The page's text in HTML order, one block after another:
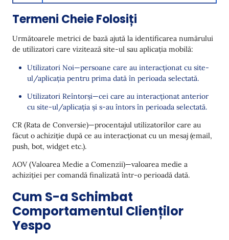
Termeni Cheie Folosiți
Următoarele metrici de bază ajută la identificarea numărului
de utilizatori care vizitează site-ul sau aplicația mobilă:
Utilizatori Noi—persoane care au interacționat cu site-
ul/aplicația pentru prima dată în perioada selectată.
Utilizatori Reîntorși—cei care au interacționat anterior
cu site-ul/aplicația și s-au întors în perioada selectată.
CR (Rata de Conversie)—procentajul utilizatorilor care au
făcut o achiziție după ce au interacționat cu un mesaj (email,
push, bot, widget etc.).
AOV (Valoarea Medie a Comenzii)—valoarea medie a
achiziției per comandă finalizată într-o perioadă dată.
Cum S-a Schimbat
Comportamentul Clienților
Yespo